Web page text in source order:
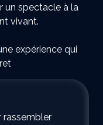
un spectacle à la
vivant.
expérience qui
rassembler